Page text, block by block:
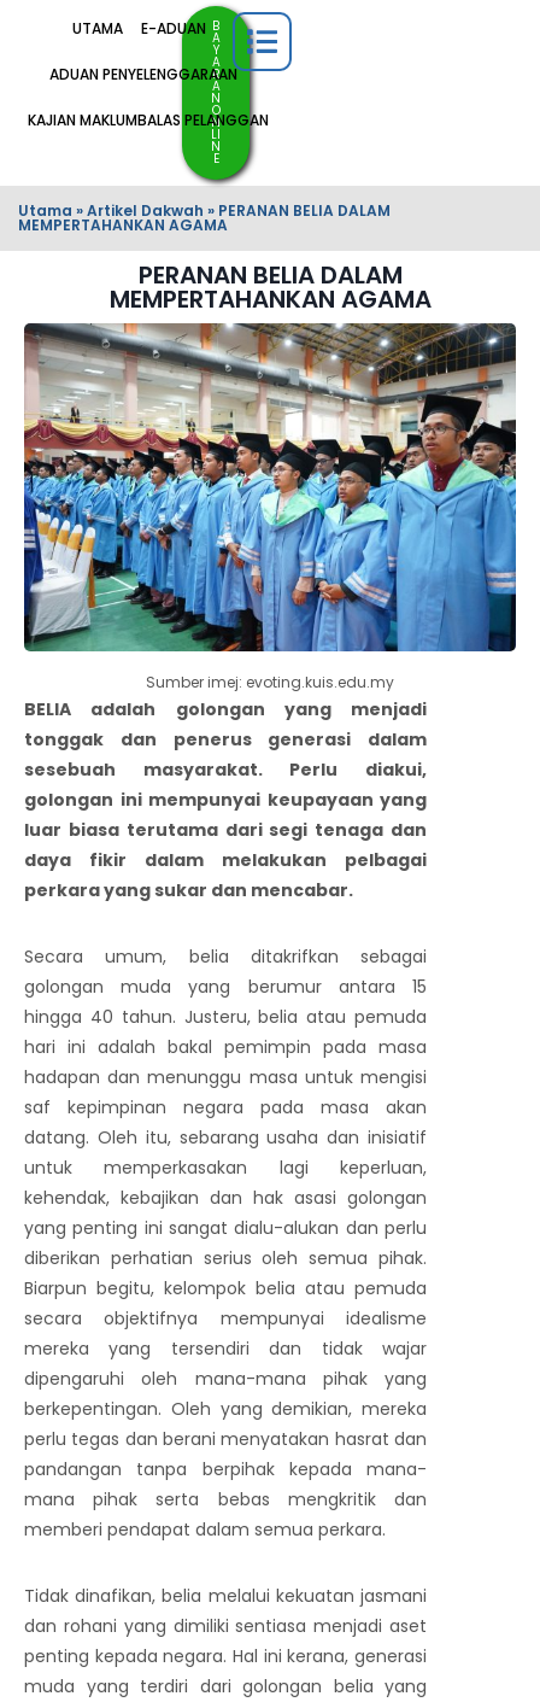
UTAMA E-ADUAN
ADUAN PENYELENGGARAAN
KAJIAN MAKLUMBALAS PELANGGAN
B
A
Y
A
R
A
N
O
N
LI
N
E
Utama »Artikel Dakwah » PERANAN BELIA DALAM
MEMPERTAHANKAN AGAMA
PERANAN BELIA DALAM
MEMPERTAHANKAN AGAMA
Sumber imej: evoting.kuis.edu.my
BELIA adalah golongan yang menjadi
tonggak dan penerus generasi dalam
sesebuah masyarakat. Perlu diakui,
golongan ini mempunyai keupayaan yang
luar biasa terutama dari segi tenaga dan
daya fikir dalam melakukan pelbagai
perkara yang sukar dan mencabar.
Secara umum, belia ditakrifkan sebagai
golongan muda yang berumur antara 15
hingga 40 tahun. Justeru, belia atau pemuda
hari ini adalah bakal pemimpin pada masa
hadapan dan menunggu masa untuk mengisi
saf kepimpinan negara pada masa akan
datang. Oleh itu, sebarang usaha dan inisiatif
untuk memperkasakan lagi keperluan,
kehendak, kebajikan dan hak asasi golongan
yang penting ini sangat dialu-alukan dan perlu
diberikan perhatian serius oleh semua pihak.
Biarpun begitu, kelompok belia atau pemuda
secara objektifnya mempunyai idealisme
mereka yang tersendiri dan tidak wajar
dipengaruhi oleh mana-mana pihak yang
berkepentingan. Oleh yang demikian, mereka
perlu tegas dan berani menyatakan hasrat dan
pandangan tanpa berpihak kepada mana-
mana pihak serta bebas mengkritik dan
memberi pendapat dalam semua perkara.
Tidak dinafikan, belia melalui kekuatan jasmani
dan rohani yang dimiliki sentiasa menjadi aset
penting kepada negara. Hal ini kerana, generasi
muda yang terdiri dari golongan belia yang